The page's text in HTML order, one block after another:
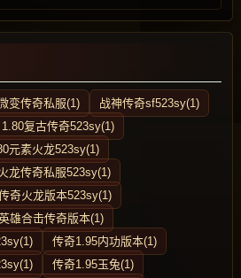
变传奇私服(1)
战神传奇sf523sy(1)
1.80复古传奇523sy(1)
元素火龙523sy(1)
龙传奇私服523sy(1)
奇火龙版本523sy(1)
雄合击传奇版本(1)
传奇1.95内功版本(1)
传奇1.95玉兔(1)